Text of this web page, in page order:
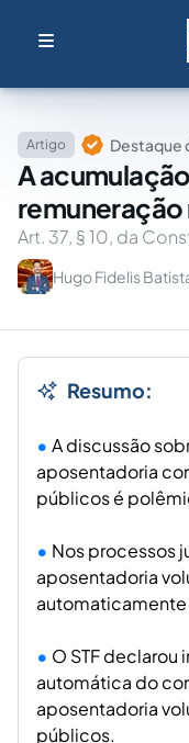
Artigo Destaque
A
Art. 37, § 10, da
Hugo Fidelis
Resumo:
A discussão
aposentadoria
públicos é
Nos processos
aposentadoria
O STF
automática do
aposentadoria
públicos.